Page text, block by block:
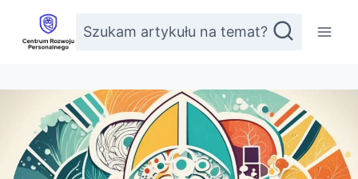
Przejdź
treści
Szukam artykułu na temat?